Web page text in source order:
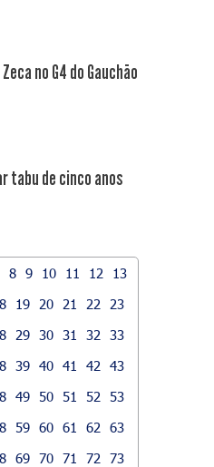
no G4 do Gauchão
tabu de cinco anos
8 9 10 11 12
13
19 20 21 22
23
29 30 31 32
33
39 40 41 42
43
49 50 51 52
53
59 60 61 62
63
69 70 71 72
73